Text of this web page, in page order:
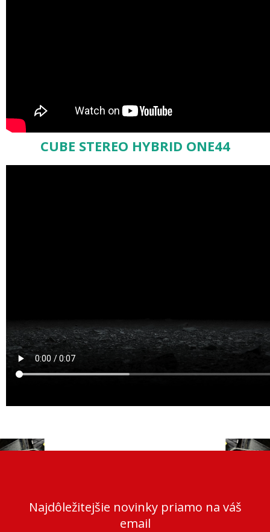
CUBE STEREO HYBRID ONE44
Najdôležitejšie novinky priamo na váš
email